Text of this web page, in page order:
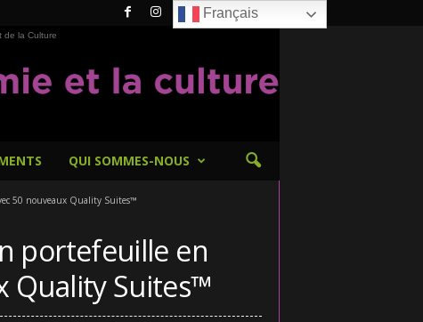
de la Culture
QUI SOMMES-NOUS
50 nouveaux Quality Suites™
portefeuille en
Quality Suites™
Français